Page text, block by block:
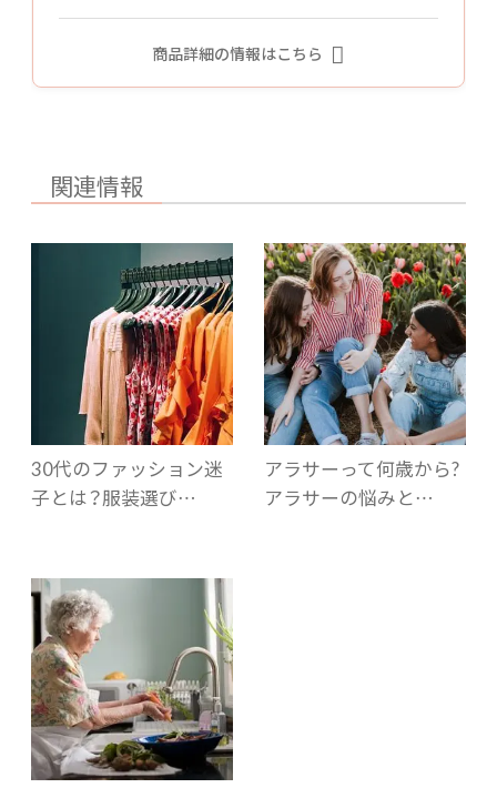
商品詳細の情報はこちら
関連情報
30代のファッション迷
子とは？服装選び…
アラサーって何歳から?
アラサーの悩みと…